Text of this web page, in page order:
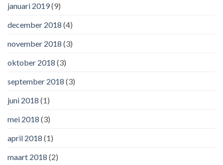
januari 2019(9)
december 2018 (4)
november 2018 (3)
oktober 2018 (3)
september 2018 (3)
juni 2018 (1)
mei 2018 (3)
april 2018 (1)
maart 2018 (2)